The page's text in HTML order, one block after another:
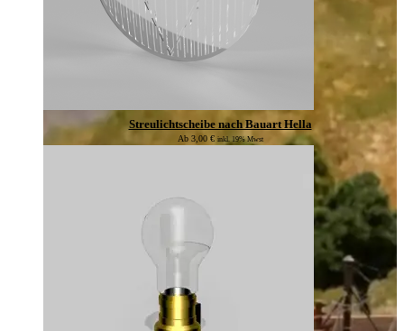
Streulichtscheibe nach Bauart Hella
Ab 3,00 € inkl. 19% Mwst